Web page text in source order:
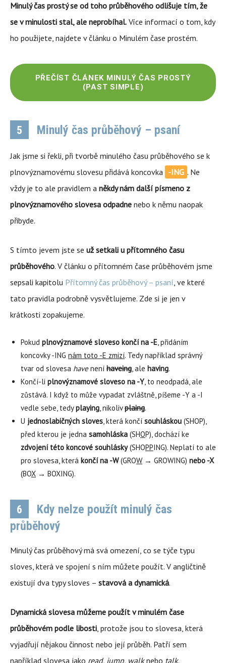
Minulý čas prostý se od toho průběhového odlišuje tím, že
se v minulosti stal, ale neprobíhal. Více informací o tom, kdy
ho použijete, najdete v článku o Minulém čase prostém.
PŘEČÍST ČLÁNEK MINULÝ ČAS PROSTÝ
(PAST SIMPLE)
5 Minulý čas průběhový – psaní
Jak jsme si řekli, při tvorbě minulého času průběhového se k
plnovýznamovému slovesu přidává koncovka -ING . Ne
vždy je to ale pravidlem a někdy nám další písmeno z
plnovýznamového slovesa odpadne nebo k němu naopak
přibyde.
S tímto jevem jste se už setkali u přítomného času
průběhového. V článku o přítomném čase průběhovém jsme
sepsali kapitolu Přítomný čas průběhový – psaní, ve které
tato pravidla podrobně vysvětlujeme. Zde si je jen v
krátkosti zopakujeme.
Pokud plnovýznamové sloveso končí na -E, přidáním
koncovky -ING nám toto -E zmizí. Tedy například správný
tvar od slovesa havenení haveing, ale having.
Končí-li plnovýznamové sloveso na -Y, to neodpadá, ale
zůstává. I když to může vypadat zvláštně, píšeme -Y a -I
vedle sebe, tedyplaying, nikolivplaing.
U jednoslabičných sloves, která končí souhláskou (SHOP),
před kterou je jedna samohláska (SHOP), dochází ke
zdvojení této koncové souhlásky(SHOPPING). Neplatí to ale
pro slovesa, která končí na -W(GROW→ GROWING) nebo -X
(BOX → BOXING).
6
Kdy nelze použít minulý čas
průběhový
Minulý čas průběhový má svá omezení, co se týče typu
sloves, která ve spojení s ním můžete použít. V angličtině
existují dva typy sloves – stavová a dynamická.
Dynamická slovesa můžeme použít v minulém čase
průběhovém podle libosti, protože jsou to slovesa, která
vyjadřují nějakou činnost nebo její průběh. Patří sem
například slovesa jako read, jump, walknebo talk.